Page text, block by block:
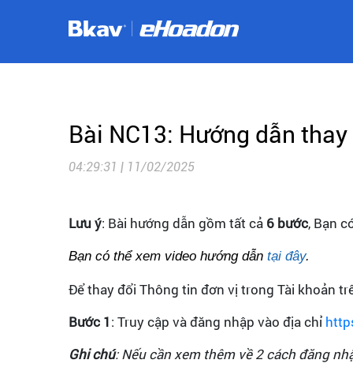
Bài NC13: Hướng dẫn
04:29:31 | 11/02/2025
Lưu ý: Bài hướng dẫn gồm tất cả 6 bước, Bạn
Bạn có thể xem video hướng dẫn tại đây.
Để thay đổi Thông tin đơn vị trong Tài khoản
Bước 1: Truy cập và đăng nhập vào địa chỉ
Ghi chú: Nếu cần xem thêm về 2 cách đăng